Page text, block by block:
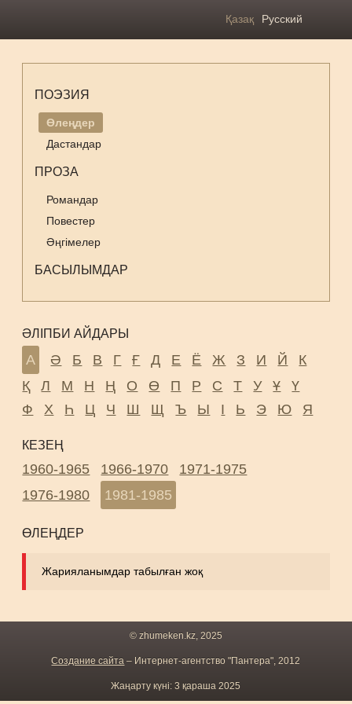
Қазақ Русский
ПОЭЗИЯ
Өлеңдер
Дастандар
ПРОЗА
Романдар
Повестер
Әңгімелер
БАСЫЛЫМДАР
ӘЛІПБИ АЙДАРЫ
А Ә Б В Г Ғ Д Е Ё Ж З И Й
К
Қ
Л М Н Ң О Ө П Р С Т У Ұ
Ү
Ф
Х Һ Ц Ч Ш Щ Ъ Ы І Ь Э Ю Я
КЕЗЕҢ
1960-1965 1966-1970
1971-1975
1976-1980
1981-1985
ӨЛЕҢДЕР
Жарияланымдар табылған жоқ
© zhumeken.kz, 2025
Создание сайта – Интернет-агентство "Пантера", 2012
Жаңарту күні: 3 қараша 2025